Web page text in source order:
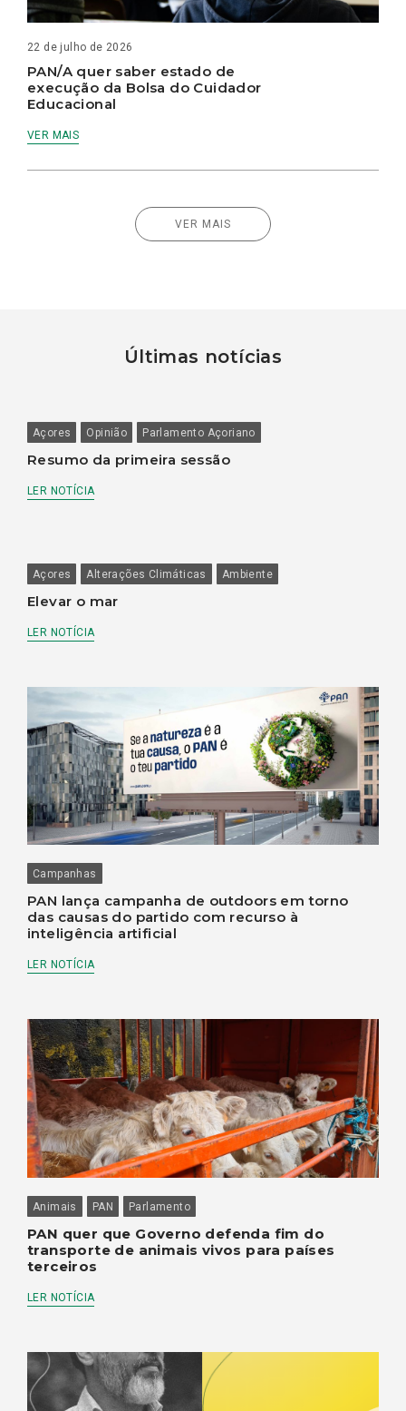
22 de julho de 2026
PAN/A quer saber estado de
execução da Bolsa do Cuidador
Educacional
VER MAIS
VER MAIS
Últimas notícias
Açores Opinião Parlamento Açoriano
Resumo da primeira sessão
LER NOTÍCIA
Açores Alterações Climáticas Ambiente
Elevar o mar
LER NOTÍCIA
Campanhas
PAN lança campanha de outdoors em torno
das causas do partido com recurso à
inteligência artificial
LER NOTÍCIA
Animais PAN Parlamento
PAN quer que Governo defenda fim do
transporte de animais vivos para países
terceiros
LER NOTÍCIA